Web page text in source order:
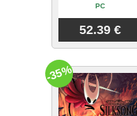
PC
52.39 €
-35%